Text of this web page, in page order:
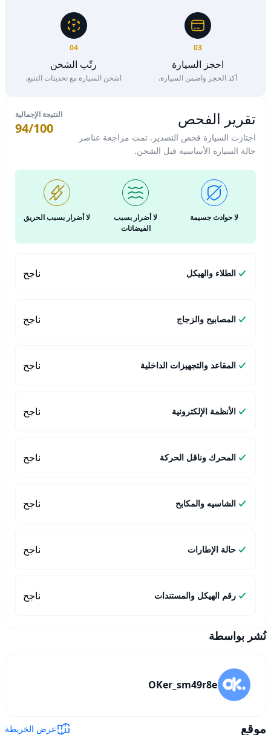
03
احجز السيارة
أكد الحجز واضمن السيارة.
04
رتّب الشحن
اشحن السيارة مع تحديثات التتبع.
تقرير الفحص
اجتازت السيارة فحص التصدير. تمت مراجعة عناصر
حالة السيارة الأساسية قبل الشحن.
النتيجة الإجمالية
94/100
لا حوادث جسيمة
لا أضرار بسبب
الفيضانات
لا أضرار بسبب الحريق
الطلاء والهيكل ناجح
المصابيح والزجاج ناجح
المقاعد والتجهيزات الداخلية ناجح
الأنظمة الإلكترونية ناجح
المحرك وناقل الحركة ناجح
الشاسيه والمكابح ناجح
حالة الإطارات ناجح
رقم الهيكل والمستندات ناجح
نُشر بواسطة
OKer_sm49r8e
موقع عرض الخريطة